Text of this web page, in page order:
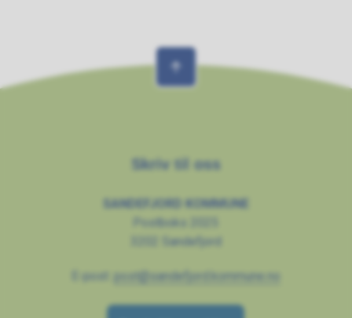
Skriv til oss
SANDEFJORD KOMMUNE
3202 Sandefjord
post@sandefjord.kommune.no